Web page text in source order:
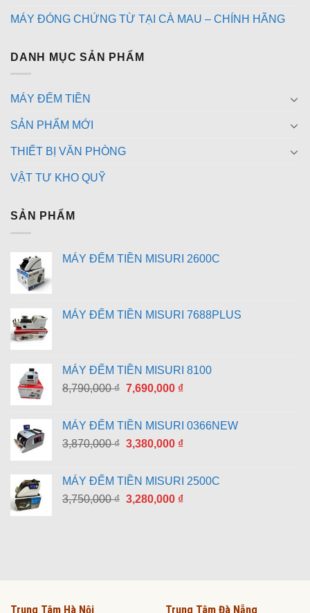
MÁY ĐÓNG CHỨNG TỪ TẠI CÀ MAU – CHÍNH HÃNG
DANH MỤC SẢN PHẨM
MÁY ĐẾM TIỀN
SẢN PHẨM MỚI
THIẾT BỊ VĂN PHÒNG
VẬT TƯ KHO QUỸ
SẢN PHẨM
MÁY ĐẾM TIỀN MISURI 2600C
MÁY ĐẾM TIỀN MISURI 7688PLUS
MÁY ĐẾM TIỀN MISURI 8100
8,790,000₫ Giá
là:
8,790,000 ₫.
7,690,000 ₫Giá
là:
7,690,000 ₫.
MÁY ĐẾM TIỀN MISURI 0366NEW
3,870,000₫ Giá
là:
3,870,000 ₫.
3,380,000 ₫Giá
là:
3,380,000 ₫.
MÁY ĐẾM TIỀN MISURI 2500C
3,750,000₫ Giá
3,280,000 ₫Giá
Trung Tâm Hà Nội Trung Tâm Đà Nẵng